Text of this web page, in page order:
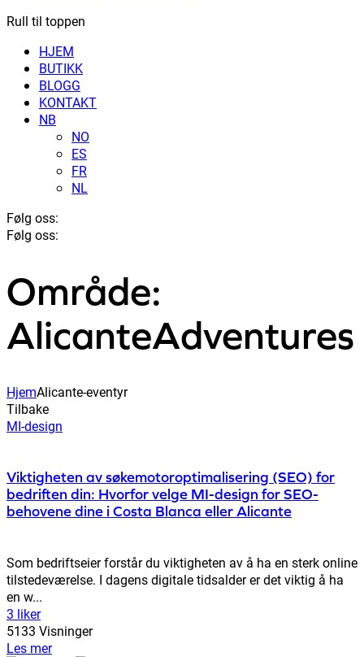
Rull til toppen
HJEM
BUTIKK
BLOGG
KONTAKT
NB
NO
ES
FR
NL
Følg oss:
Følg oss:
Område:
AlicanteAdventures
HjemAlicante-eventyr
Tilbake
MI-design
Viktigheten av søkemotoroptimalisering (SEO) for
bedriften din: Hvorfor velge MI-design for SEO-
behovene dine i Costa Blanca eller Alicante
Som bedriftseier forstår du viktigheten av å ha en sterk online
tilstedeværelse. I dagens digitale tidsalder er det viktig å ha
en w...
3 liker
5133 Visninger
Les mer